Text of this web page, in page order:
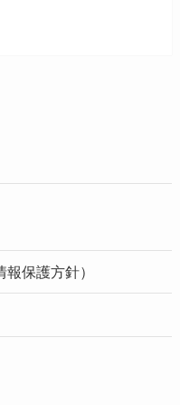
保護方針）